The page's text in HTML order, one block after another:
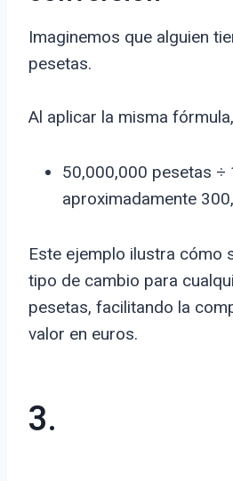
Imaginemos que alguien
pesetas.
Al aplicar la misma
50,000,000 pesetas ÷
aproximadamente
Este ejemplo ilustra cómo
tipo de cambio para
pesetas, facilitando la
valor en euros.
3.